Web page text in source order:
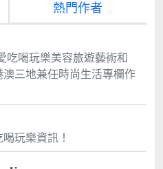
前正收集各部門單位的意見
成《家暴法》最終報告工
遠都無法抹去 很多事情都
眼 剩下的就是餘生的後悔
後哪一步 我們都曾是一家
海公安、力報、網絡 圖片
圖網、表情包 如有侵權，請
者 編輯撰寫：小嚕
熱門作者
吃喝玩樂美容旅遊藝術和
三地兼任時尚生活專欄作
玩樂資訊！